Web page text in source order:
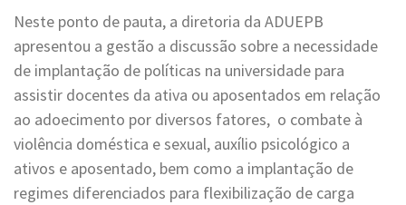
Neste ponto de pauta, a diretoria da ADUEPB
apresentou a gestão a discussão sobre a necessidade
de implantação de políticas na universidade para
assistir docentes da ativa ou aposentados em relação
ao adoecimento por diversos fatores, o combate à
violência doméstica e sexual, auxílio psicológico a
ativos e aposentado, bem como a implantação de
regimes diferenciados para flexibilização de carga